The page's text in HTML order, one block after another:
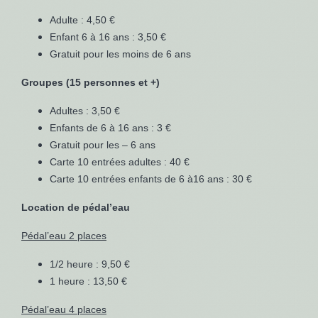
Adulte : 4,50 €
Enfant 6 à 16 ans : 3,50 €
Gratuit pour les moins de 6 ans
Groupes (15 personnes et +)
Adultes : 3,50 €
Enfants de 6 à 16 ans : 3 €
Gratuit pour les – 6 ans
Carte 10 entrées adultes : 40 €
Carte 10 entrées enfants de 6 à16 ans : 30 €
Location de pédal’eau
Pédal’eau 2 places
1/2 heure : 9,50 €
1 heure : 13,50 €
Pédal’eau 4 places